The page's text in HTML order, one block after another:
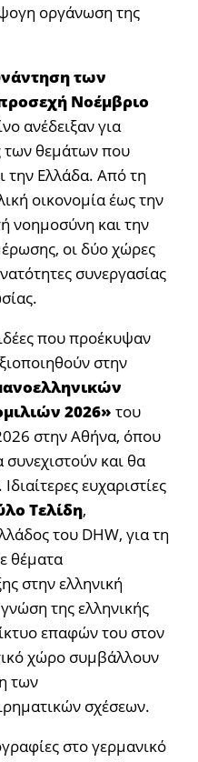
οργάνωση της
των
Νοέμβριο
ανέδειξαν για
των θεμάτων που
την Ελλάδα. Από τη
οικονομία έως την
νοημοσύνη και την
οι δύο χώρες
συνεργασίας
που προέκυψαν
στην
2026» του
στην Αθήνα, όπου
συνεχιστούν και θα
ευχαριστίες
Τελίδη,
του DHW, για τη
θέματα
στην ελληνική
της ελληνικής
επαφών του στον
χώρο συμβάλλουν
των
σχέσεων.
στο γερμανικό